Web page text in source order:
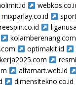
mixparlay.co.id
kolamberenang.com
optimakit.id
kerja2025.com
alfamart.web.id
dimensitekno.co.id